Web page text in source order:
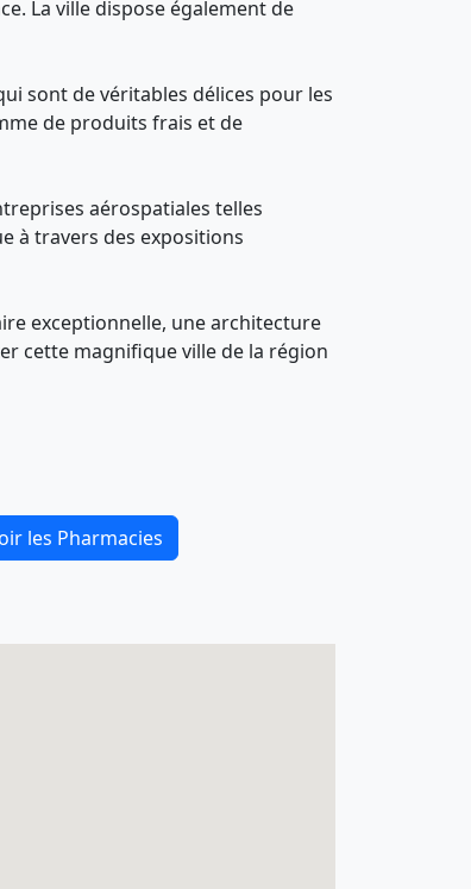
La ville dispose également de
sont de véritables délices pour les
de produits frais et de
aérospatiales telles
à travers des expositions
exceptionnelle, une architecture
cette magnifique ville de la région
les Pharmacies